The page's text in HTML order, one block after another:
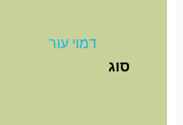
סוג
דמוי עור